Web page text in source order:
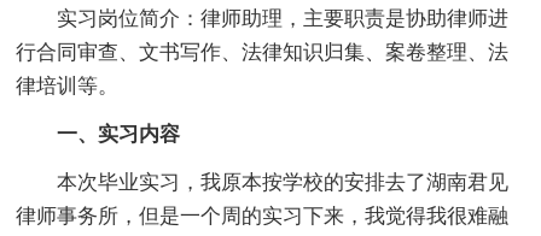
实习岗位简介：律师助理，主要职责是协助律师进
行合同审查、文书写作、法律知识归集、案卷整理、法
律培训等。
一、实习内容
本次毕业实习，我原本按学校的安排去了湖南君见
律师事务所，但是一个周的实习下来，我觉得我很难融